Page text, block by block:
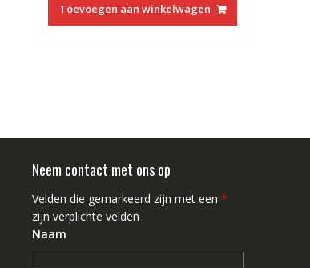
Toevoegen aan winkelwagen
Neem contact met ons op
Velden die gemarkeerd zijn met een *
zijn verplichte velden
Naam